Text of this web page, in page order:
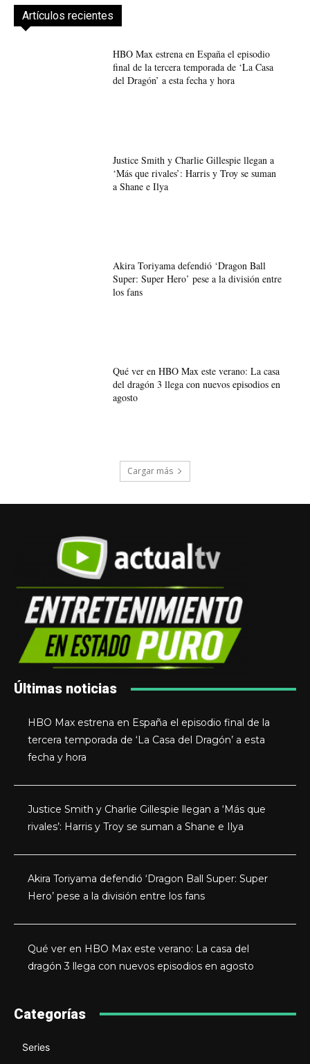
Artículos recientes
HBO Max estrena en España el episodio
final de la tercera temporada de ‘La Casa
del Dragón’ a esta fecha y hora
Justice Smith y Charlie Gillespie llegan a
‘Más que rivales’: Harris y Troy se suman
a Shane e Ilya
Akira Toriyama defendió ‘Dragon Ball
Super: Super Hero’ pese a la división entre
los fans
Qué ver en HBO Max este verano: La casa
del dragón 3 llega con nuevos episodios en
agosto
Cargar más
Últimas noticias
HBO Max estrena en España el episodio final de la
tercera temporada de ‘La Casa del Dragón’ a esta
fecha y hora
Justice Smith y Charlie Gillespie llegan a ‘Más que
rivales’: Harris y Troy se suman a Shane e Ilya
Akira Toriyama defendió ‘Dragon Ball Super: Super
Hero’ pese a la división entre los fans
Qué ver en HBO Max este verano: La casa del
dragón 3 llega con nuevos episodios en agosto
Categorías
Series